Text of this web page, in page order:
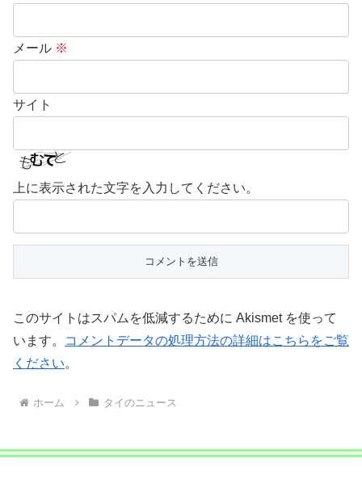
メール ※
サイト
上に表示された文字を入力してください。
このサイトはスパムを低減するために Akismet を使って
います。
コメントデータの処理方法の詳細はこちらをご覧
ください。
ホーム タイのニュース